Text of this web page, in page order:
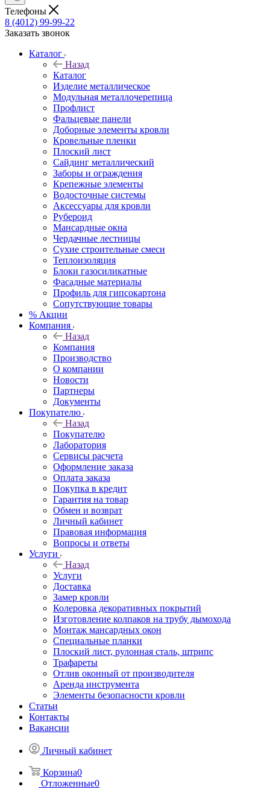
Телефоны
8 (4012) 99-99-22
Заказать звонок
Каталог
Назад
Каталог
Изделие металлическое
Модульная металлочерепица
Профлист
Фальцевые панели
Доборные элементы кровли
Кровельные пленки
Плоский лист
Сайдинг металлический
Заборы и ограждения
Крепежные элементы
Водосточные системы
Аксессуары для кровли
Рубероид
Мансардные окна
Чердачные лестницы
Сухие строительные смеси
Теплоизоляция
Блоки газосиликатные
Фасадные материалы
Профиль для гипсокартона
Сопутствующие товары
% Акции
Компания
Назад
Компания
Производство
О компании
Новости
Партнеры
Документы
Покупателю
Назад
Покупателю
Лаборатория
Сервисы расчета
Оформление заказа
Оплата заказа
Покупка в кредит
Гарантия на товар
Обмен и возврат
Личный кабинет
Правовая информация
Вопросы и ответы
Услуги
Назад
Услуги
Доставка
Замер кровли
Колеровка декоративных покрытий
Изготовление колпаков на трубу дымохода
Монтаж мансардных окон
Специальные планки
Плоский лист, рулонная сталь, штрипс
Трафареты
Отлив оконный от производителя
Аренда инструмента
Элементы безопасности кровли
Статьи
Контакты
Вакансии
Личный кабинет
Корзина0
Отложенные0